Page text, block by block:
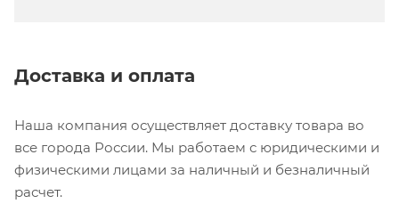
Доставка и оплата
Наша компания осуществляет доставку товара во
все города России. Мы работаем с юридическими и
физическими лицами за наличный и безналичный
расчет.